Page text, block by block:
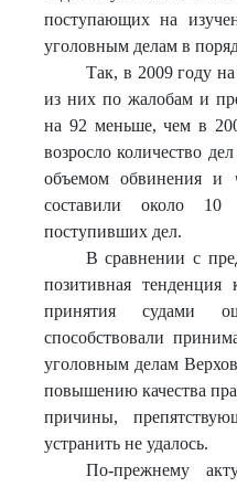
поступающих на
уголовным делам в
Так, в 2009 году
из них по жалобам и
на 92 меньше, чем в
возросло количество
объемом обвинения и
составили около
поступивших дел.
В сравнении с
позитивная
принятия судами
способствовали
уголовным делам
повышению качества
причины,
устранить не удалось.
По-прежнему